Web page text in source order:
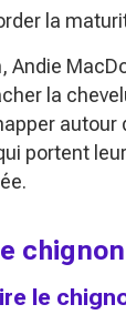
la
Andie
la
portent
le